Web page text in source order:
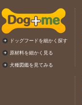
ドッグフードを細かく探す
原材料を細かく見る
犬種図鑑を見てみる